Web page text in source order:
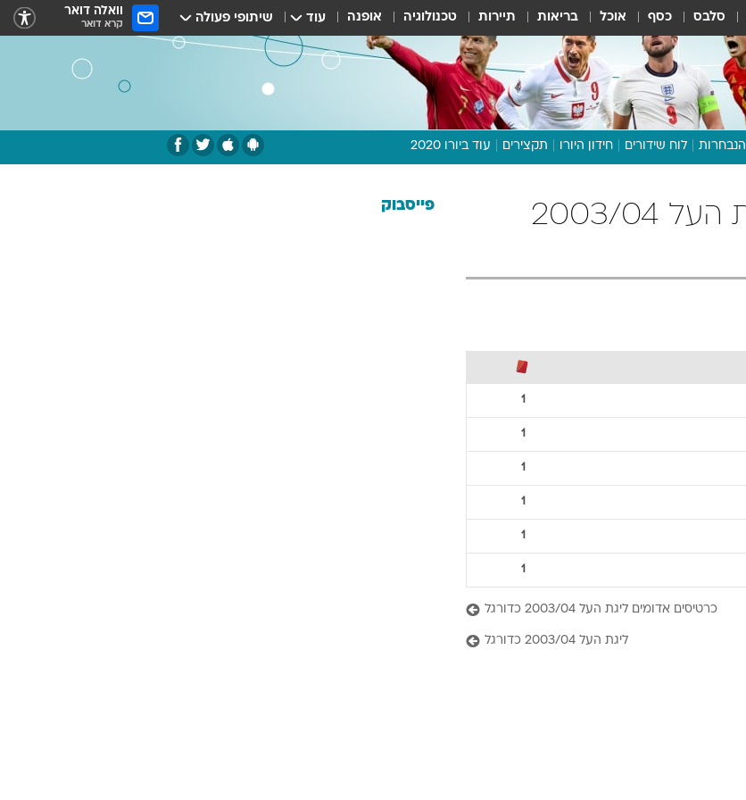
סלבס כסף אוכל בריאות תיירות טכנולוגיה אופנה עוד שיתופי פעולה וואלה דואר
קרא דואר
הנבחרות לוח שידורים חידון היורו תקצירים עוד ביורו 2020
מכבי חיפה כדורגל ליגת העל 2003/04
1
1
1
1
1
1
כרטיסים אדומים ליגת העל 2003/04 כדורגל
ליגת העל 2003/04 כדורגל
פייסבוק